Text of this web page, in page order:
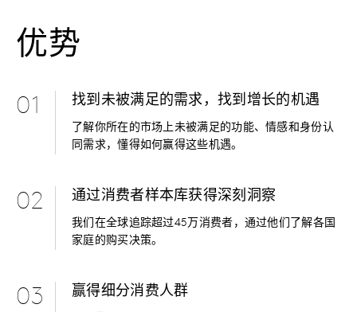
优势
01 找到未被满足的需求，找到增长的机遇
了解你所在的市场上未被满足的功能、情感和身份认
同需求，懂得如何赢得这些机遇。
02 通过消费者样本库获得深刻洞察
我们在全球追踪超过45万消费者，通过他们了解各国
家庭的购买决策。
03 赢得细分消费人群